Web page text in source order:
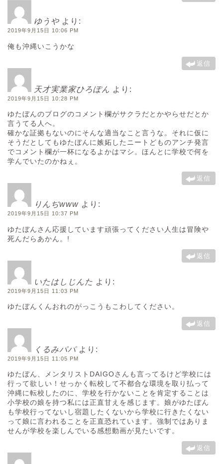
ゆうや より:
2019年9月15日 10:06 PM
俺も沖縄いこうかな
返信
天才実業家ひろぽん より:
2019年9月15日 10:28 PM
ゆたぼんのブログのコメント欄がサクラだとかやらせだとか
言うてる人へ。
確かな証拠もないのにそんな適当なこと言うな。それに仮に
そうだとしてもゆたぼんに嫉妬したニートどものアンチ発言
でコメント欄が一杯になるよかはマシ。ほんとに学校で何を
学んでいたのかねぇ。
返信
りんぢwww より:
2019年9月15日 10:37 PM
ゆたぼんさん応援しています頑張ってください人生は冒険や
死んだらあかん。!
返信
いたはしじんた より:
2019年9月15日 11:03 PM
ゆたぼんくんおれのがっこうもこわしてください。
返信
くるみパパ より:
2019年9月15日 11:05 PM
ゆたぼん、メンタリストDAIGOさんも言ってるけど学校には
行って欲しい！せっかく転校して不都合な環境を取り払って
沖縄に転校したのに、学校を行かないことを肯定することは
小学校の娘を持つ私には正直甘えを感じます。娘がゆたぼん
も学校行ってないし宿題したくないから学校に行きたくない
って娘に言われることを正直恐れています。強制ではありま
せんが学校を楽しんでいる感想動画が見たいです。
返信